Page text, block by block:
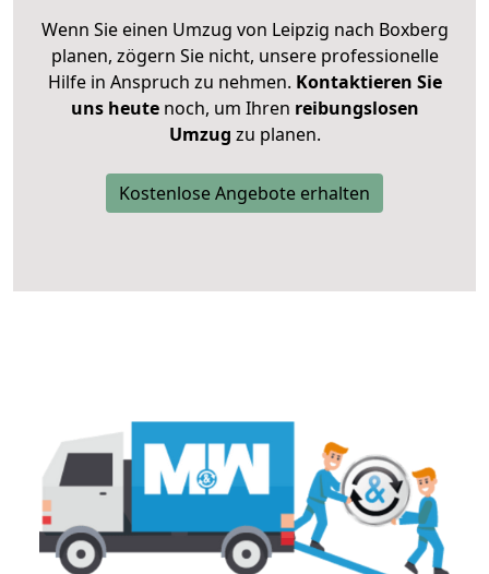
Wenn Sie einen Umzug von Leipzig nach Boxberg
planen, zögern Sie nicht, unsere professionelle
Hilfe in Anspruch zu nehmen. Kontaktieren Sie
uns heutenoch, um Ihren reibungslosen
Umzug zu planen.
Kostenlose Angebote erhalten